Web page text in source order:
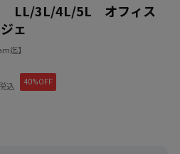
LL/3L/4L/5L オフィス
ェ
迄】
込 40%OFF